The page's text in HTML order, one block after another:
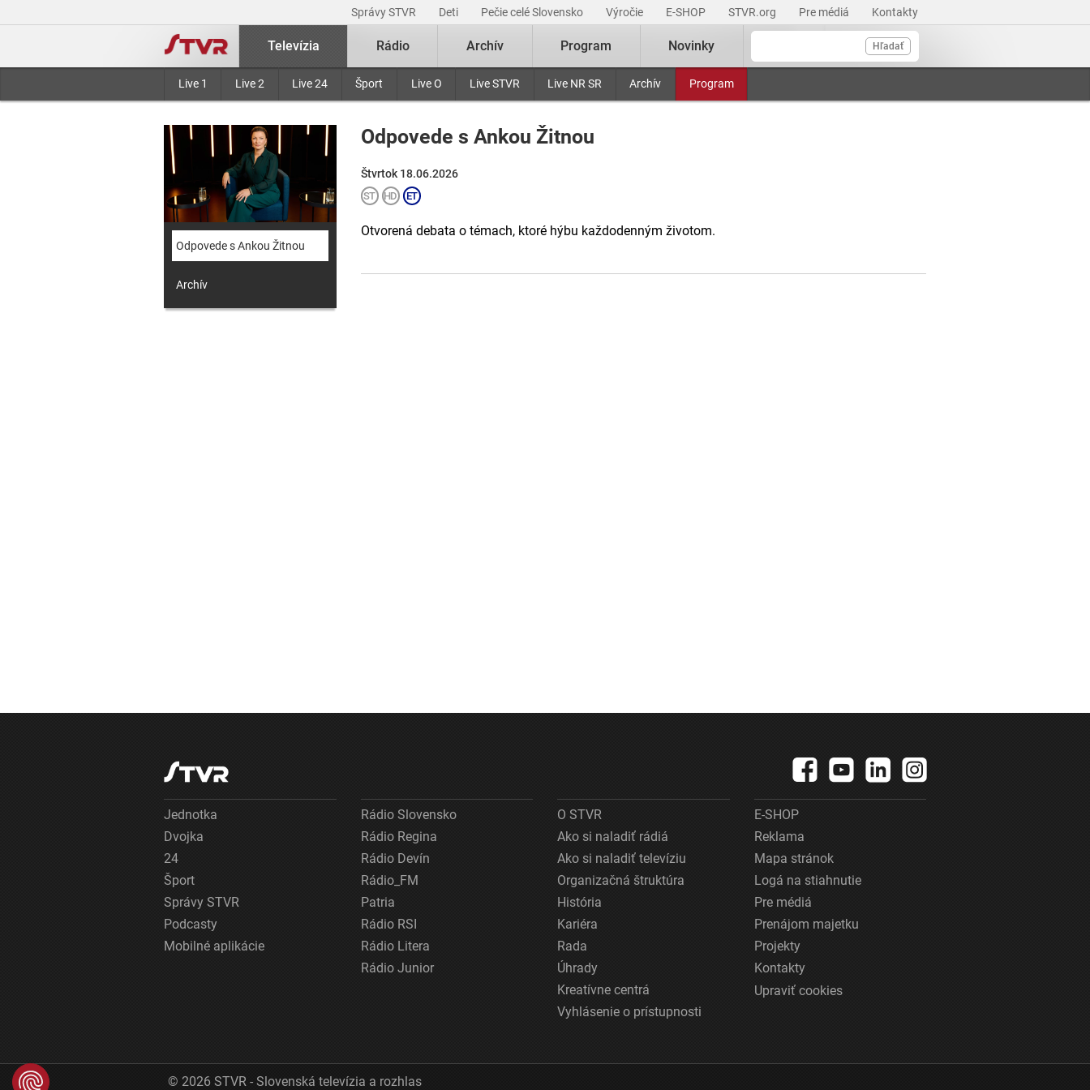
Správy STVR Deti Pečie celé Slovensko Výročie E-SHOP STVR.org Pre médiá Kontakty
Hľadať
Televízia
Live 1 Live 2 Live 24 Šport Live O Live STVR Live NR SR Archív Program
Rádio Archív Program Novinky
Odpovede s Ankou Žitnou
Archív
Odpovede s Ankou Žitnou
Štvrtok 18.06.2026
Otvorená debata o témach, ktoré hýbu každodenným životom.
Jednotka
Dvojka
24
Šport
Správy STVR
Podcasty
Mobilné aplikácie
Rádio Slovensko
Rádio Regina
Rádio Devín
Rádio_FM
Patria
Rádio RSI
Rádio Litera
Rádio Junior
O STVR
Ako si naladiť rádiá
Ako si naladiť televíziu
Organizačná štruktúra
História
Kariéra
Rada
Úhrady
Kreatívne centrá
Vyhlásenie o prístupnosti
E-SHOP
Reklama
Mapa stránok
Logá na stiahnutie
Pre médiá
Prenájom majetku
Projekty
Kontakty
Upraviť cookies
© 2026 STVR - Slovenská televízia a rozhlas